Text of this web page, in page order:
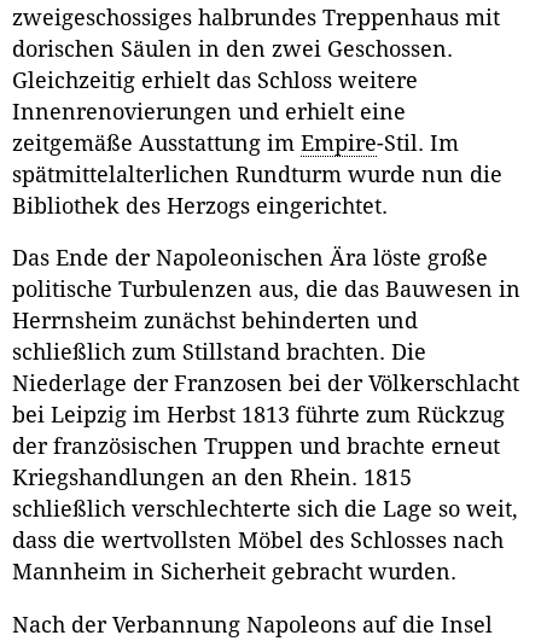
zweigeschossiges halbrundes Treppenhaus mit
dorischen Säulen in den zwei Geschossen.
Gleichzeitig erhielt das Schloss weitere
Innenrenovierungen und erhielt eine
zeitgemäße Ausstattung im Empire-Stil. Im
spätmittelalterlichen Rundturm wurde nun die
Bibliothek des Herzogs eingerichtet.
Das Ende der Napoleonischen Ära löste große
politische Turbulenzen aus, die das Bauwesen in
Herrnsheim zunächst behinderten und
schließlich zum Stillstand brachten. Die
Niederlage der Franzosen bei der Völkerschlacht
bei Leipzig im Herbst 1813 führte zum Rückzug
der französischen Truppen und brachte erneut
Kriegshandlungen an den Rhein. 1815
schließlich verschlechterte sich die Lage so weit,
dass die wertvollsten Möbel des Schlosses nach
Mannheim in Sicherheit gebracht wurden.
Nach der Verbannung Napoleons auf die Insel